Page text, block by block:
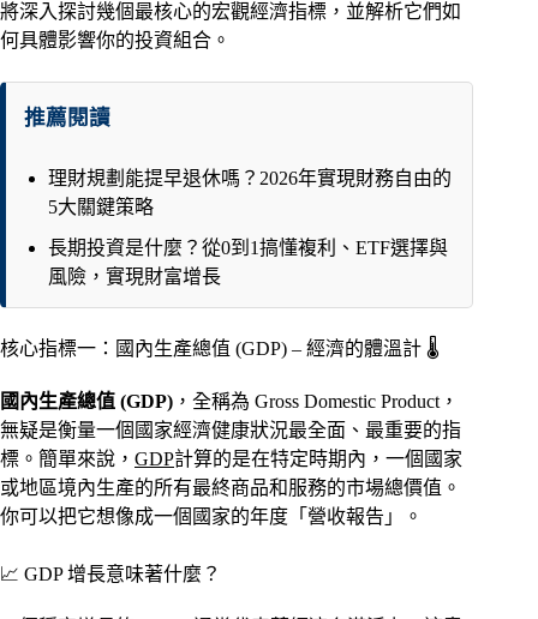
將深入探討幾個最核心的宏觀經濟指標，並解析它們如
何具體影響你的投資組合。
推薦閱讀
理財規劃能提早退休嗎？2026年實現財務自由的
5大關鍵策略
長期投資是什麼？從0到1搞懂複利、ETF選擇與
風險，實現財富增長
核心指標一：國內生產總值 (GDP) – 經濟的體溫計 🌡️
國內生產總值 (GDP) ，全稱為 Gross Domestic Product，
無疑是衡量一個國家經濟健康狀況最全面、最重要的指
標。簡單來說， GDP計算的是在特定時期內，一個國家
或地區境內生產的所有最終商品和服務的市場總價值。
你可以把它想像成一個國家的年度「營收報告」。
📈 GDP 增長意味著什麼？